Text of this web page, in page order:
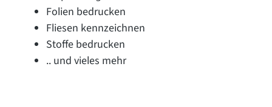
Folien bedrucken
Fliesen kennzeichnen
Stoffe bedrucken
.. und vieles mehr